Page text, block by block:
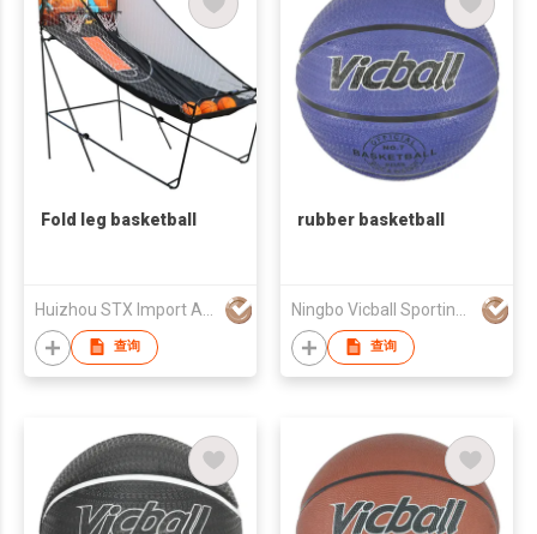
Fold leg basketball
查询
rubber basketball
查询